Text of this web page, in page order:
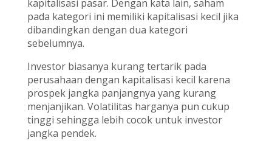
kapitalisasi pasar. Dengan kata lain, saham
pada kategori ini memiliki kapitalisasi kecil jika
dibandingkan dengan dua kategori
sebelumnya.
Investor biasanya kurang tertarik pada
perusahaan dengan kapitalisasi kecil karena
prospek jangka panjangnya yang kurang
menjanjikan. Volatilitas harganya pun cukup
tinggi sehingga lebih cocok untuk investor
jangka pendek.